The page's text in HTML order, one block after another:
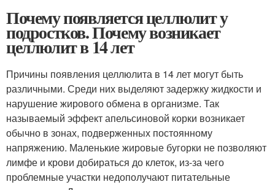
Почему появляется целлюлит у
подростков. Почему возникает
целлюлит в 14 лет
Причины появления целлюлита в 14 лет могут быть
различными. Среди них выделяют задержку жидкости и
нарушение жирового обмена в организме. Так
называемый эффект апельсиновой корки возникает
обычно в зонах, подверженных постоянному
напряжению. Маленькие жировые бугорки не позволяют
лимфе и крови добираться до клеток, из-за чего
проблемные участки недополучают питательные